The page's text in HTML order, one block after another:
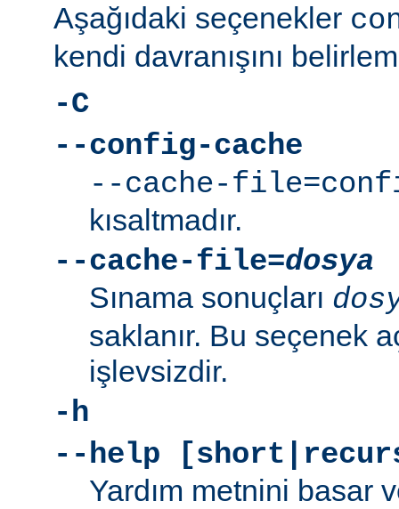
Aşağıdaki seçenekler
kendi davranışını
-C
--config-cache
--cache-
kısaltmadır.
--cache-file=dosya
Sınama sonuçları
saklanır. Bu seçenek
işlevsizdir.
-h
--help
Yardım metnini basar